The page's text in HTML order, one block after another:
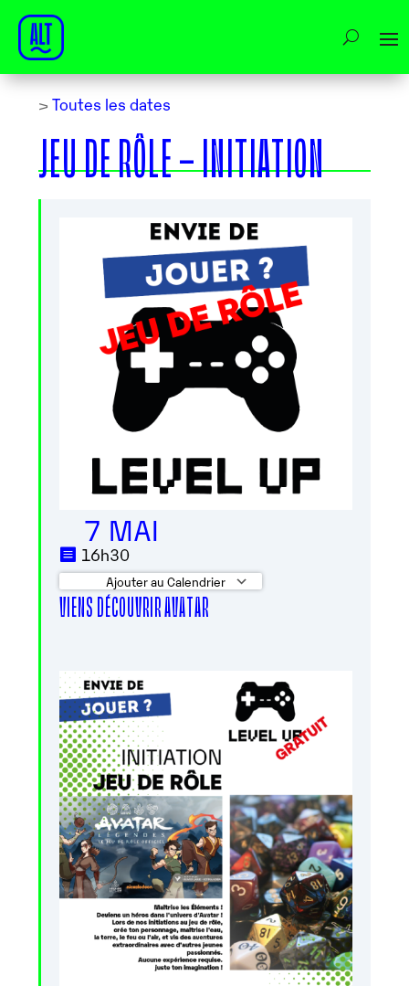
> Toutes les dates
JEU DE RÔLE – INITIATION
7 MAI
16h30
Ajouter au Calendrier
Télécharger ICS
VIENS DÉCOUVRIR AVATAR